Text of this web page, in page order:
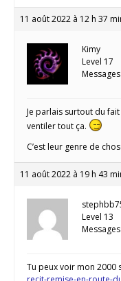
11 août 2022 à 12 h 37
Kimy
Level 17
Je parlais surtout du
ventiler tout ça.
C’est leur genre de
11 août 2022 à 19 h 43
Level 13
Tu peux voir mon 2000